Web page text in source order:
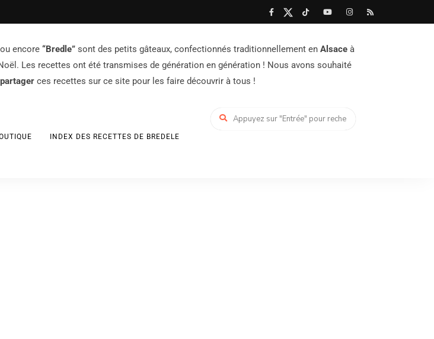
ou encore“Bredle” sont des petits gâteaux, confectionnés traditionnellement enAlsace à
Les recettes ont été transmises de génération en génération ! Nous avons souhaité
partager ces recettes sur ce site pour les faire découvrir à tous !
INDEX DES RECETTES DE BREDELE